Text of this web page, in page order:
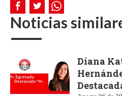
Noticias
Diana